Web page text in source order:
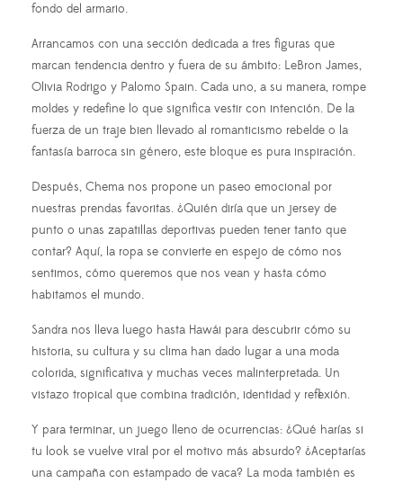
fondo del armario.
Arrancamos con una sección dedicada a tres figuras que
marcan tendencia dentro y fuera de su ámbito: LeBron James,
Olivia Rodrigo y Palomo Spain. Cada uno, a su manera, rompe
moldes y redefine lo que significa vestir con intención. De la
fuerza de un traje bien llevado al romanticismo rebelde o la
fantasía barroca sin género, este bloque es pura inspiración.
Después, Chema nos propone un paseo emocional por
nuestras prendas favoritas. ¿Quién diría que un jersey de
punto o unas zapatillas deportivas pueden tener tanto que
contar? Aquí, la ropa se convierte en espejo de cómo nos
sentimos, cómo queremos que nos vean y hasta cómo
habitamos el mundo.
Sandra nos lleva luego hasta Hawái para descubrir cómo su
historia, su cultura y su clima han dado lugar a una moda
colorida, significativa y muchas veces malinterpretada. Un
vistazo tropical que combina tradición, identidad y reflexión.
Y para terminar, un juego lleno de ocurrencias: ¿Qué harías si
tu look se vuelve viral por el motivo más absurdo? ¿Aceptarías
una campaña con estampado de vaca? La moda también es